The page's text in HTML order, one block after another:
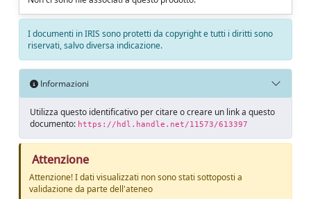
I documenti in IRIS sono protetti da copyright e tutti i diritti sono
riservati, salvo diversa indicazione.
Informazioni
Utilizza questo identificativo per citare o creare un link a questo
documento: https://hdl.handle.net/11573/613397
Attenzione
Attenzione! I dati visualizzati non sono stati sottoposti a
validazione da parte dell'ateneo